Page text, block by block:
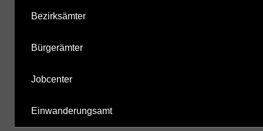
Bezirksämter
Bürgerämter
Jobcenter
Einwanderungsamt